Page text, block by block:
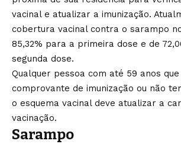
vacinal e atualizar a imunização.
cobertura vacinal contra o sarampo
85,32% para a primeira dose e de
segunda dose.
Qualquer pessoa com até 59 anos
comprovante de imunização ou não
o esquema vacinal deve atualizar a
vacinação.
Sarampo